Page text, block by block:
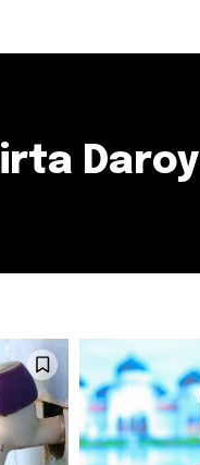
Daroy